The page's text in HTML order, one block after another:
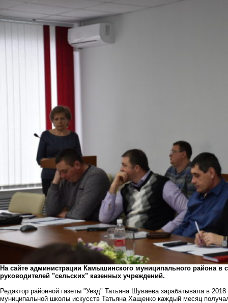
На сайте администрации Камышинского муниципального района в
руководителей "сельских" казенных учреждений.
Редактор районной газеты "Уезд" Татьяна Шуваева зарабатывала в
муниципальной школы искусств Татьяна Хащенко каждый месяц